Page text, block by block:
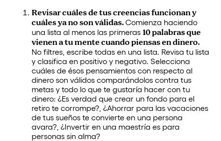
Revisar cuáles de tus creencias funcionan y
cuáles ya no son válidas.Comienza haciendo
una lista al menos las primeras 10 palabras que
vienen a tu mente cuando piensas en dinero.
No filtres, escribe todas en una lista. Revisa tu lista
y clasifica en positivo y negativo. Selecciona
cuáles de ésos pensamientos con respecto al
dinero son válidos comparándolos contra tus
metas y todo lo que te gustaría hacer con tu
dinero: ¿Es verdad que crear un fondo para el
retiro te corrompe?, ¿Ahorrar para las vacaciones
de tus sueños te convierte en una persona
avara?, ¿Invertir en una maestría es para
personas sin alma?